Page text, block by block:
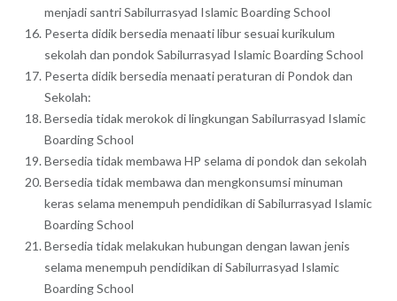
menjadi santri Sabilurrasyad Islamic Boarding School
Peserta didik bersedia menaati libur sesuai kurikulum
sekolah dan pondok Sabilurrasyad Islamic Boarding School
Peserta didik bersedia menaati peraturan di Pondok dan
Sekolah:
Bersedia tidak merokok di lingkungan Sabilurrasyad Islamic
Boarding School
Bersedia tidak membawa HP selama di pondok dan sekolah
Bersedia tidak membawa dan mengkonsumsi minuman
keras selama menempuh pendidikan di Sabilurrasyad Islamic
Boarding School
Bersedia tidak melakukan hubungan dengan lawan jenis
selama menempuh pendidikan di Sabilurrasyad Islamic
Boarding School